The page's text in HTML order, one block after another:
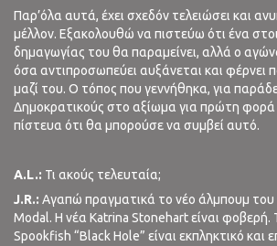
Παρ’όλα αυτά, έχει σχεδόν τελειώσει και
μέλλον. Εξακολουθώ να πιστεύω ότι ένα
δημαγωγίας του θα παραμείνει, αλλά ο
όσα αντιπροσωπεύει αυξάνεται και φέρνει
μαζί του. Ο τόπος που γεννήθηκα, για
Δημοκρατικούς στο αξίωμα για πρώτη
πίστευα ότι θα μπορούσε να συμβεί αυτό.
A.L.: Τι ακούς τελευταία;
J.R.: Αγαπώ πραγματικά το νέο άλμπουμ του
Modal. Η νέα Katrina Stonehart είναι
Spookfish “Black Hole” είναι εκπληκτικό και